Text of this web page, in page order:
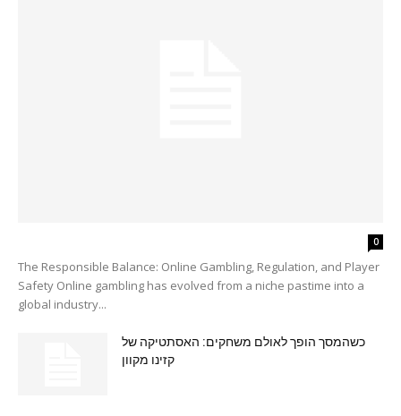
0
The Responsible Balance: Online Gambling, Regulation, and Player
Safety Online gambling has evolved from a niche pastime into a
global industry...
כשהמסך הופך לאולם משחקים: האסתטיקה של
קזינו מקוון